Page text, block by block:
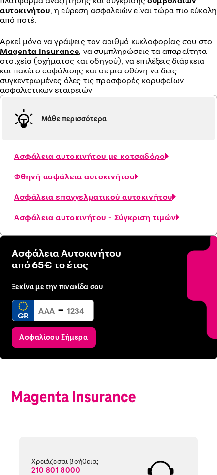
αυτοκινήτου, η εύρεση ασφαλειών είναι τώρα πιο εύκολη
από ποτέ.
Αρκεί μόνο να γράψεις τον αριθμό κυκλοφορίας σου στο
Magenta Insurance, να συμπληρώσεις τα απαραίτητα
στοιχεία (οχήματος και οδηγού), να επιλέξεις διάρκεια
και πακέτο ασφάλισης και σε μια οθόνη να δεις
συγκεντρωμένες όλες τις προσφορές κορυφαίων
ασφαλιστικών εταιρειών.
Μάθε περισσότερα
Ασφάλεια αυτοκινήτου με κοτσαδόρο
Φθηνή ασφάλεια αυτοκινήτου
Ασφάλεια επαγγελματικού αυτοκινήτου
Ασφάλεια αυτοκινήτου - Σύγκριση τιμών
Ασφάλεια Αυτοκινήτου
από 65€ το έτος
Ξεκίνα με την πινακίδα σου
GR -
Ασφαλίσου Σήμερα
Χρειάζεσαι βοήθεια;
210 801 8000